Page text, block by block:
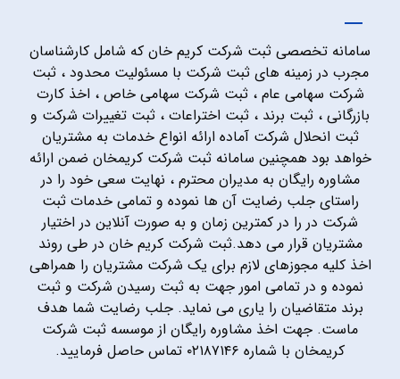
سامانه تخصصی ثبت شرکت کریم خان که شامل کارشناسان
مجرب در زمینه های ثبت شرکت با مسئولیت محدود ، ثبت
شرکت سهامی عام ، ثبت شرکت سهامی خاص ، اخذ کارت
بازرگانی ، ثبت برند ، ثبت اختراعات ، ثبت تغییرات شرکت و
ثبت انحلال شرکت آماده ارائه انواع خدمات به مشتریان
خواهد بود همچنین سامانه ثبت شرکت کریمخان ضمن ارائه
مشاوره رایگان به مدیران محترم ، نهایت سعی خود را در
راستای جلب رضایت آن ها نموده و تمامی خدمات ثبت
شرکت در را در کمترین زمان و به صورت آنلاین در اختیار
مشتریان قرار می دهد.ثبت شرکت کریم خان در طی روند
اخذ کلیه مجوزهای لازم برای یک شرکت مشتریان را همراهی
نموده و در تمامی امور جهت به ثبت رسیدن شرکت و ثبت
برند متقاضیان را یاری می نماید. جلب رضایت شما هدف
ماست. جهت اخذ مشاوره رایگان از موسسه ثبت شرکت
کریمخان با شماره ۰۲۱۸۷۱۴۶ تماس حاصل فرمایید.